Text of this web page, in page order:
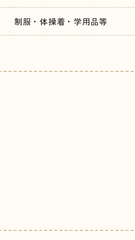
制服・体操着・学用品等